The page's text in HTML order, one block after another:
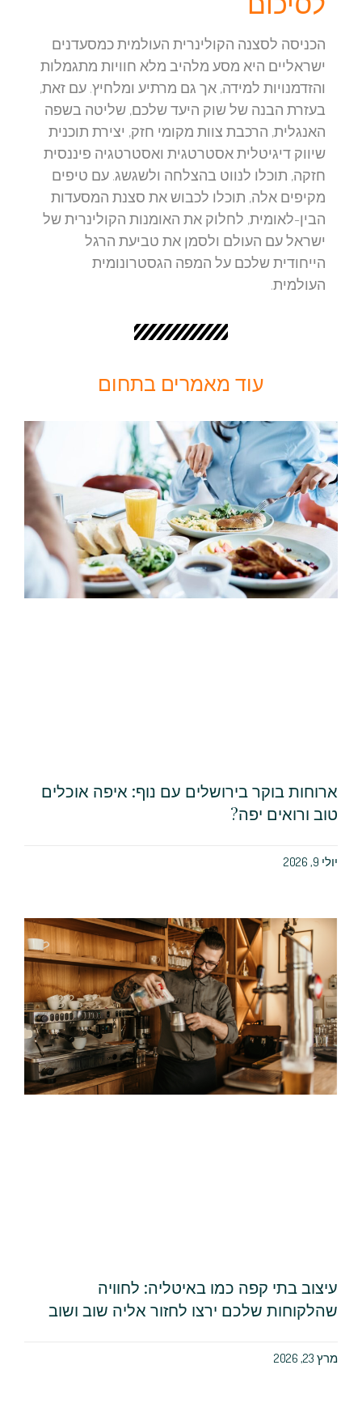
הכניסה לסצנה הקולינרית העולמית כמסעדנים
ישראליים היא מסע מלהיב מלא חוויות מתגמלות
והזדמנויות למידה, אך גם מרתיע ומלחיץ. עם זאת,
בעזרת הבנה של שוק היעד שלכם, שליטה בשפה
האנגלית, הרכבת צוות מקומי חזק, יצירת תוכנית
שיווק דיגיטלית אסטרטגית ואסטרטגיה פיננסית
חזקה, תוכלו לנווט בהצלחה ולשגשג. עם טיפים
מקיפים אלה, תוכלו לכבוש את סצנת המסעדות
הבין-לאומית, לחלוק את האומנות הקולינרית של
ישראל עם העולם ולסמן את טביעת הרגל
הייחודית שלכם על המפה הגסטרונומית
העולמית.
עוד מאמרים בתחום
ארוחות בוקר בירושלים עם נוף: איפה אוכלים
טוב ורואים יפה?
יולי 9, 2026
עיצוב בתי קפה כמו באיטליה: לחוויה
שהלקוחות שלכם ירצו לחזור אליה שוב ושוב
מרץ 23, 2026